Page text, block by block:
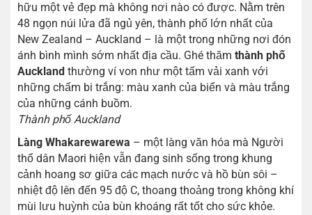
hữu một vẻ đẹp mà không nơi nào có được. Nằm trên
48 ngọn núi lửa đã ngủ yên, thành phố lớn nhất của
New Zealand – Auckland – là một trong những nơi đón
ánh bình mình sớm nhất địa cầu. Ghé thăm thành phố
Auckland thường ví von như một tấm vải xanh với
những chấm bi trắng: màu xanh của biển và màu trắng
của những cánh buồm.
Thành phố Auckland
Làng Whakarewarewa – một làng văn hóa mà Người
thổ dân Maori hiện vẫn đang sinh sống trong khung
cảnh hoang sơ giữa các mạch nước và hồ bùn sôi –
nhiệt độ lên đến 95 độ C, thoang thoảng trong không khí
mùi lưu huỳnh của bùn khoáng rất tốt cho sức khỏe.